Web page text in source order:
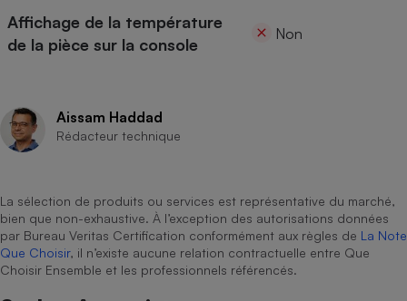
Affichage de la température
de la pièce sur la console
Non
Aissam Haddad
Rédacteur technique
La sélection de produits ou services est représentative du marché,
bien que non-exhaustive. À l’exception des autorisations données
par Bureau Veritas Certification conformément aux règles de La Note
Que Choisir, il n’existe aucune relation contractuelle entre Que
Choisir Ensemble et les professionnels référencés.